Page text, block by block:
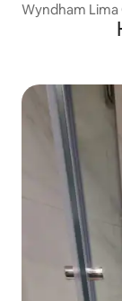
Wyndham Lima